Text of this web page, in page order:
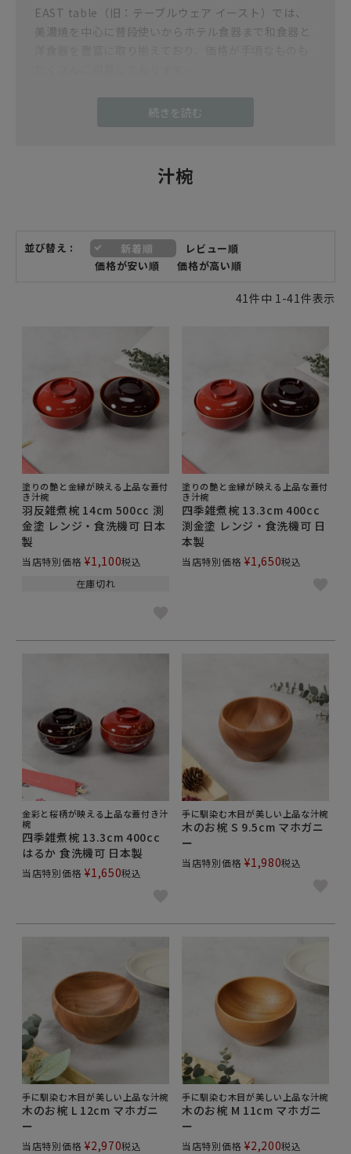
EAST table（旧：テーブルウェア イースト）では、
美濃焼を中心に普段使いからホテル食器まで和食器と
ライフスタイルは変わってもご飯とお味噌汁は食卓の
手で持ち、口につけて直接汁を啜るお椀は、特にこだ
日本の食卓に必要不可欠な汁椀は、みそ汁やお吸い物
などに活躍する定番食器。 汁物以外にも、鍋料理や煮
物の取り鉢にしたり、ぜんざいやあんみつなどの和ス
伝統的な和のテイストのデザインから、カフェメニュ
ーにぴったりの現代の多様な食生活にも使いやすいモ
ダンなデザインまで、色々な種類を揃えています。
にもしっくり合います。北欧テイストの食卓にも似合
いそうですね。
お祝い、誕生日、記念など、ハレの日にオススメの蓋
付きの汁椀は来客時の食事のおもてなしにも使えま
料理は食器など見た目が大事。雰囲気を出せば満足感
もたっぷりですね。
仕事で帰りの遅いお父さんやお子様が、帰ってからお
入っていたら他のおかずと一緒にレンジで温めること
ができます。
後片付けもお椀だけ別に手洗いしなくてもOK。 まと
めて食洗機に入れられるので忙しい時も大助かりで
汁椀の大きさは、味噌汁だけに使うなら容量400ml以
下の汁椀で十分ですが、 豚汁やシチュー、にゅう麺な
ど様々なメニューに使いたい場合は、余裕をもって、
400ml以上の大きいサイズがオススメです。
ぜひ、とっておきのひとつを選んでくださいね。
食器は多種多様なサイズ、色、形、柄、モチーフがあ
ります。
どんな食卓や食器にも合わせやすいホワイトカラーの
白い食器を始め、モダンな黒い食器や、写真映えもバ
ッチリな青い食器は食材の色が良く映えてより一層美
味しそうに見えますよ。その他、和柄の十草模様を始
め、幾何学模様的な洋食器などもございますよ。
また、素材も、磁器、陶器、木などを中心にデザイン
や色と同じく、様々な料理や食器に合うよう、お選び
いただくことができます。陶器ならより一層温かみの
続きを読む
汁椀
並び替え 新着順
レビュー順
価格が安い順
価格が高い順
41件中 1-41件表示
塗りの艶と金縁が映える上品な蓋付
き汁椀
羽反雑煮椀 14cm 500cc 渕
金塗 レンジ・食洗機可 日本
製
当店特別価格 ¥1,100税込
在庫切れ
塗りの艶と金縁が映える上品な蓋付
き汁椀
四季雑煮椀 13.3cm 400cc
渕金塗 レンジ・食洗機可 日
本製
当店特別価格 ¥1,650税込
金彩と桜柄が映える上品な蓋付き汁
椀
四季雑煮椀 13.3cm 400cc
はるか 食洗機可 日本製
当店特別価格 ¥1,650税込
手に馴染む木目が美しい上品な汁椀
木のお椀 S 9.5cm マホガニ
ー
当店特別価格 ¥1,980税込
手に馴染む木目が美しい上品な汁椀
木のお椀 L 12cm マホガニ
ー
当店特別価格 ¥2,970税込
手に馴染む木目が美しい上品な汁椀
木のお椀 M 11cm マホガニ
ー
当店特別価格 ¥2,200税込